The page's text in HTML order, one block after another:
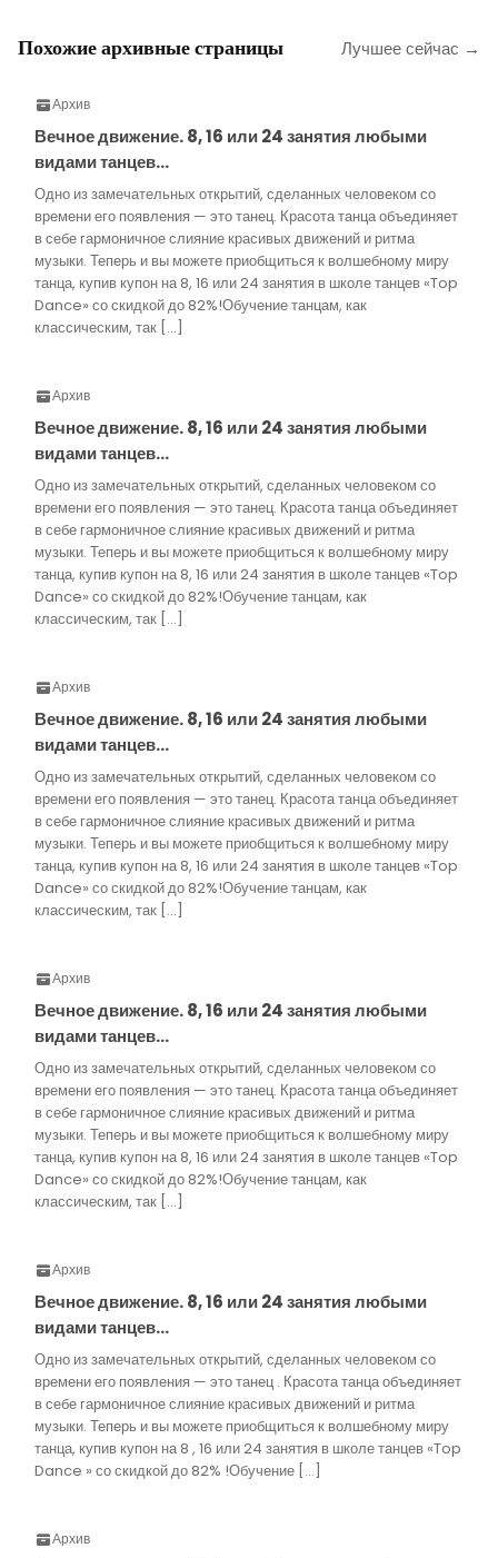
Похожие архивные страницы Лучшее сейчас →
Архив
Вечное движение. 8, 16 или 24 занятия любыми
видами танцев…
Одно из замечательных открытий, сделанных человеком со
времени его появления — это танец. Красота танца объединяет
в себе гармоничное слияние красивых движений и ритма
музыки. Теперь и вы можете приобщиться к волшебному миру
танца, купив купон на 8, 16 или 24 занятия в школе танцев «Top
Dance» со скидкой до 82%!Обучение танцам, как
классическим, так […]
Архив
Вечное движение. 8, 16 или 24 занятия любыми
видами танцев…
Одно из замечательных открытий, сделанных человеком со
времени его появления — это танец. Красота танца объединяет
в себе гармоничное слияние красивых движений и ритма
музыки. Теперь и вы можете приобщиться к волшебному миру
танца, купив купон на 8, 16 или 24 занятия в школе танцев «Top
Dance» со скидкой до 82%!Обучение танцам, как
классическим, так […]
Архив
Вечное движение. 8, 16 или 24 занятия любыми
видами танцев…
Одно из замечательных открытий, сделанных человеком со
времени его появления — это танец. Красота танца объединяет
в себе гармоничное слияние красивых движений и ритма
музыки. Теперь и вы можете приобщиться к волшебному миру
танца, купив купон на 8, 16 или 24 занятия в школе танцев «Top
Dance» со скидкой до 82%!Обучение танцам, как
классическим, так […]
Архив
Вечное движение. 8, 16 или 24 занятия любыми
видами танцев…
Одно из замечательных открытий, сделанных человеком со
времени его появления — это танец. Красота танца объединяет
в себе гармоничное слияние красивых движений и ритма
музыки. Теперь и вы можете приобщиться к волшебному миру
танца, купив купон на 8, 16 или 24 занятия в школе танцев «Top
Dance» со скидкой до 82%!Обучение танцам, как
классическим, так […]
Архив
Вечное движение. 8, 16 или 24 занятия любыми
видами танцев…
Одно из замечательных открытий, сделанных человеком со
времени его появления — это танец . Красота танца объединяет
в себе гармоничное слияние красивых движений и ритма
музыки. Теперь и вы можете приобщиться к волшебному миру
танца, купив купон на 8 , 16 или 24 занятия в школе танцев «Top
Dance » со скидкой до 82% !Обучение […]
Архив